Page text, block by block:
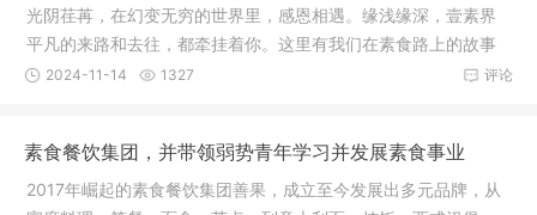
光阴荏苒，在幻变无穷的世界里，感恩相遇。缘浅缘深，壹素界
平凡的来路和去往，都牵挂着你。这里有我们在素食路上的故事
和远方！
评论
2024-11-14 1327
素食餐饮集团，并带领弱势青年学习并发展素食事业
2017年崛起的素食餐饮集团善果，成立至今发展出多元品牌，从